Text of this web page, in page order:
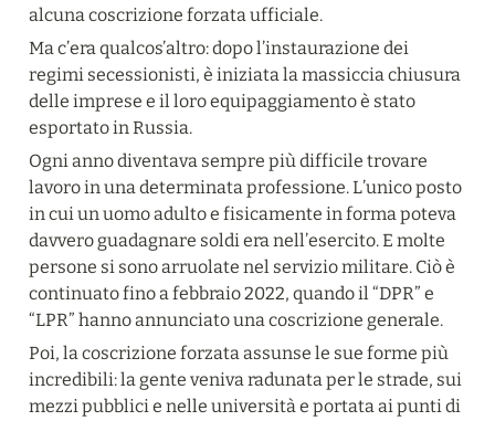
alcuna coscrizione forzata ufficiale.
Ma c’era qualcos’altro: dopo l’instaurazione dei
regimi secessionisti, è iniziata la massiccia chiusura
delle imprese e il loro equipaggiamento è stato
esportato in Russia.
Ogni anno diventava sempre più difficile trovare
lavoro in una determinata professione. L’unico posto
in cui un uomo adulto e fisicamente in forma poteva
davvero guadagnare soldi era nell’esercito. E molte
persone si sono arruolate nel servizio militare. Ciò è
continuato fino a febbraio 2022, quando il “DPR” e
“LPR” hanno annunciato una coscrizione generale.
Poi, la coscrizione forzata assunse le sue forme più
incredibili: la gente veniva radunata per le strade, sui
mezzi pubblici e nelle università e portata ai punti di